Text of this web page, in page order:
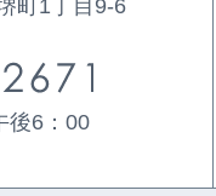
町1丁目9-6
後6：00